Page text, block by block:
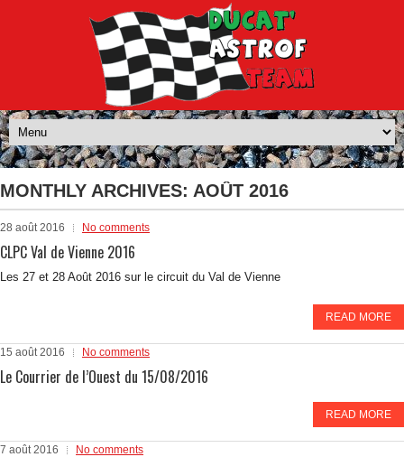
MONTHLY ARCHIVES: AOÛT 2016
28 août 2016 No comments
CLPC Val de Vienne 2016
Les 27 et 28 Août 2016 sur le circuit du Val de Vienne
READ MORE
15 août 2016 No comments
Le Courrier de l’Ouest du 15/08/2016
READ MORE
7 août 2016 No comments